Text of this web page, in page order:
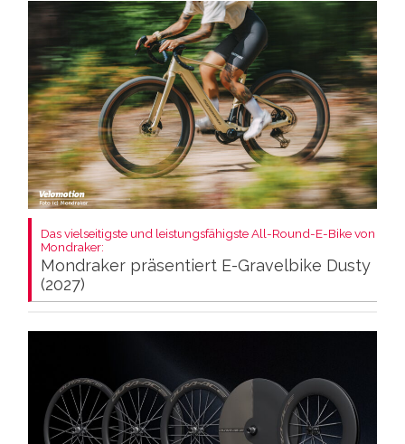
Das vielseitigste und leistungsfähigste All-Round-E-Bike von
Mondraker:
Mondraker präsentiert E-Gravelbike Dusty
(2027)